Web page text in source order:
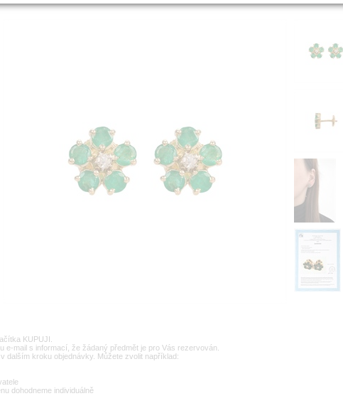
KUPUJI.
mail s informací, že žádaný předmět je pro Vás rezervován.
dalším kroku objednávky. Můžete zvolit například:
dohodneme individuálně